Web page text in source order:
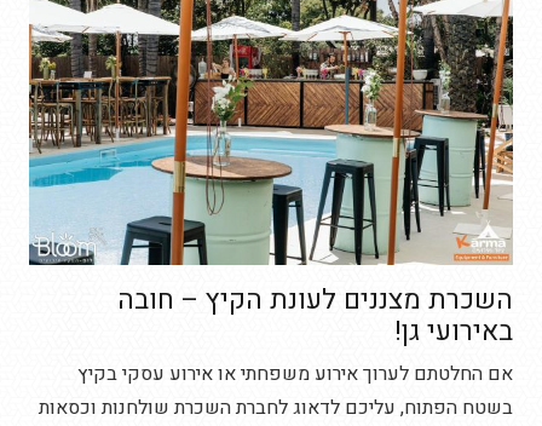
השכרת מצננים לעונת הקיץ – חובה
באירועי גן!
אם החלטתם לערוך אירוע משפחתי או אירוע עסקי בקיץ
בשטח הפתוח, עליכם לדאוג לחברת השכרת שולחנות וכסאות